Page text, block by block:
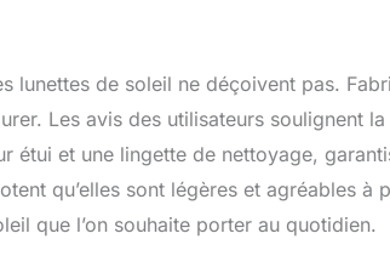
lunettes de soleil ne déçoivent pas.
Les avis des utilisateurs soulignent
étui et une lingette de nettoyage,
qu’elles sont légères et agréables
que l’on souhaite porter au quotidien.